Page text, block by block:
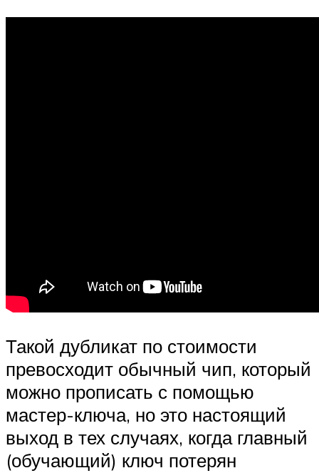
Такой дубликат по стоимости
превосходит обычный чип, который
можно прописать с помощью
мастер-ключа, но это настоящий
выход в тех случаях, когда главный
(обучающий) ключ потерян